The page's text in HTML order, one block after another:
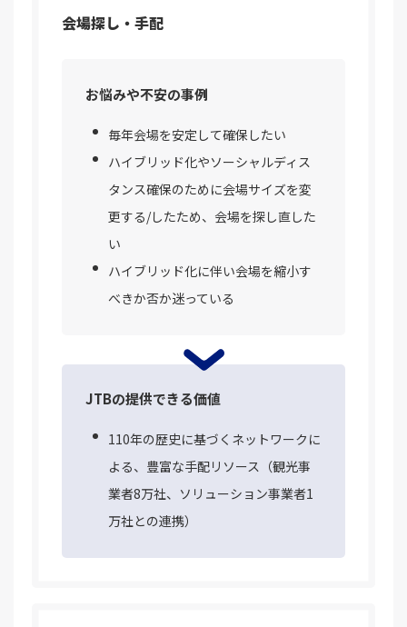
会場探し・手配
お悩みや不安の事例
毎年会場を安定して確保したい
ハイブリッド化やソーシャルディス
タンス確保のために会場サイズを変
更する/したため、会場を探し直した
い
ハイブリッド化に伴い会場を縮小す
べきか否か迷っている
JTBの提供できる価値
110年の歴史に基づくネットワークに
よる、豊富な手配リソース（観光事
業者8万社、ソリューション事業者1
万社との連携）